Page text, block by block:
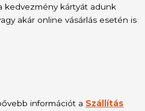
kedvezmény kártyát adunk
akár online vásárlás esetén is
információt a Szállítás